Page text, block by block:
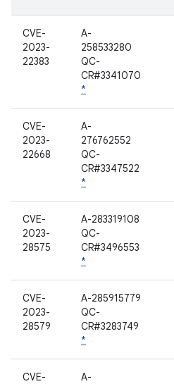
CVE-
2023-
22383
A-
258533280
QC-
CR#3341070
*
CVE-
2023-
22668
A-
276762552
QC-
CR#3347522
*
CVE-
2023-
28575
A-283319108
QC-
CR#3496553
*
CVE-
2023-
28579
A-285915779
QC-
CR#3283749
*
CVE-
A-